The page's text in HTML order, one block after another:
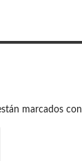
marcados con